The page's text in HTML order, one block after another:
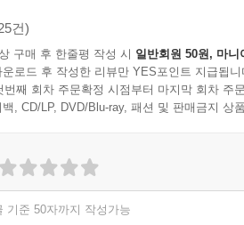
건)
구매 후 한줄평 작성 시 일반회원 50원, 마니
로드 후 작성한 리뷰만 YES포인트 지급됩니
번째 회차 주문확정 시점부터 마지막 회차 주
, CD/LP, DVD/Blu-ray, 패션 및 판매금지 상
기준 50자까지 작성가능